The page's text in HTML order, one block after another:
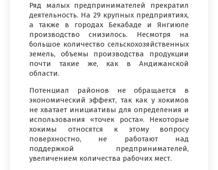
Ряд малых предпринимателей прекратил
деятельность. На 29 крупных предприятиях,
а также в городах Бекабаде и Янгиюле
производство снизилось. Несмотря на
большое количество сельскохозяйственных
земель, объемы производства продукции
почти такие же, как в Андижанской
области.
Потенциал районов не обращается в
экономический эффект, так как у хокимов
не хватает инициативы для определения и
использования «точек роста». Некоторые
хокимы относятся к этому вопросу
поверхностно, не работают над
поддержкой предпринимателей,
увеличением количества рабочих мест.